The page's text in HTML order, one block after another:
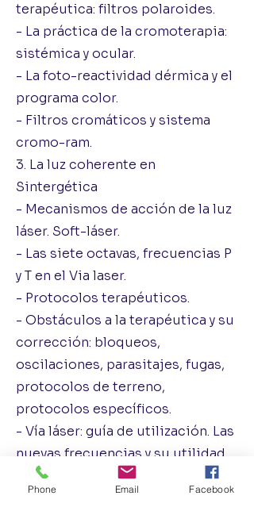
terapéutica: filtros polaroides.
- La práctica de la cromoterapia:
sistémica y ocular.
- La foto-reactividad dérmica y el
programa color.
- Filtros cromáticos y sistema
cromo-ram.
3. La luz coherente en
Sintergética
- Mecanismos de acción de la luz
láser. Soft-láser.
- Las siete octavas, frecuencias P
y T en el Via laser.
- Protocolos terapéuticos.
- Obstáculos a la terapéutica y su
corrección: bloqueos,
oscilaciones, parasitajes, fugas,
protocolos de terreno,
protocolos específicos.
- Vía láser: guía de utilización. Las
nuevas frecuencias y su utilidad
clínica.
- Taller práctico. La luz coherente
Phone Email Facebook